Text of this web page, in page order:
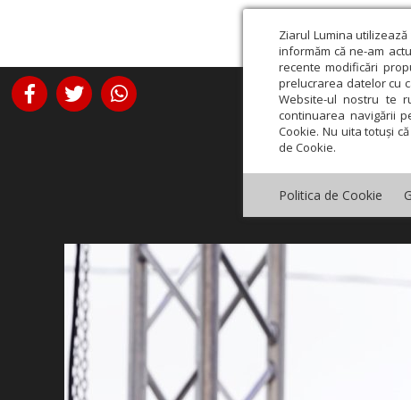
Ziarul Lumina
informăm că ne-am
recente modificări
prelucrarea datelor cu
Website-ul nostru te
continuarea navigării
Cookie. Nu uita totuși
de Cookie.
Politica de Cookie